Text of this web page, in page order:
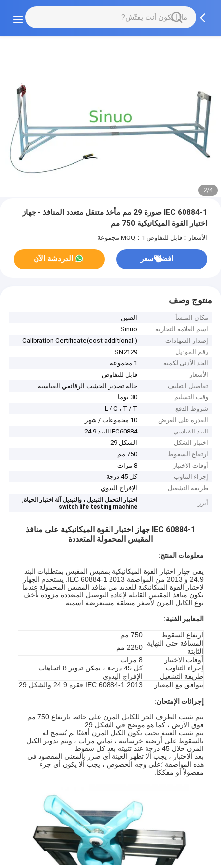
2/4
IEC 60884-1 صورة 29 مم مأخذ متنقل متعدد المنافذ - جهاز
اختبار القوة الميكانيكية 750 مم
الأسعار：قابل للتفاوض MOQ：1 مجموعة
افضل سعر الدردشة الآن
منتوج وصف
مكان المنشأ
الصين
اسم العلامة التجارية
Sinuo
إصدار الشهادات
Calibration Certificate(cost additional )
رقم الموديل
SN2129
الحد الأدنى لكمية
1 مجموعة
الأسعار
قابل للتفاوض
تفاصيل التغليف
حالة تصدير الخشب الرقائقي القياسية
وقت التسليم
30 يوما
شروط الدفع
L / C ، T / T
القدرة على العرض
10 مجموعات / شهر
البند القياسي
IEC60884 البند 24.9
اختبار الشكل
الشكل 29
ارتفاع السقوط
750 مم
أوقات الاختبار
8 مرات
إجراء التناوب
كل 45 درجة
طريقة التشغيل
الإفراج اليدوي
أبرز:
اختبار التحمل التبديل ، والتبديل آلة اختبار الحياة,
switch life testing machine
IEC 60884-1 جهاز اختبار القوة الميكانيكية على منافذ
المقبس المحمولة المتعددة
معلومات المنتج:
يفي جهاز اختبار القوة الميكانيكية بمقبس المقبس بمتطلبات البند
24.9 و 2013 من المواصفة IEC 60884-1 2013. يستخدم الجهاز
لاختبار القوة الميكانيكية للعديد من منافذ المقبس المحمولة عندما
تكون منافذ المقبس القابلة لإعادة التوصيل المتعددة مزودة بأخف
نوع الكابل المرن لأصغر منطقة مستعرضة اسمية.
المعايير الفنية:
ارتفاع السقوط
750 مم
المسافة حتى النهاية
الثابتة
2250 مم
أوقات الاختبار
8 مرات
إجراء التناوب
كل 45 درجة ، يمكن تدوير 8 اتجاهات
طريقة التشغيل
الإفراج اليدوي
يتوافق مع المعيار
IEC 60884-1 2013 فقرة 24.9 والشكل 29
إجرائات الإمتحان:
يتم تثبيت الطرف الحر للكابل المرن على حائط بارتفاع 750 مم
فوق الأرض ، كما هو موضح في الشكل 29.
يتم تثبيت العينة بحيث يكون الكبل المرن أفقيًا ثم يُسمح له
بالسقوط على أرضية خرسانية ، ثماني مرات ، ويتم تدوير الكبل
المرن خلال 45 درجة عند تثبيته بعد كل سقوط.
بعد الاختبار ، يجب ألا تظهر العينة أي ضرر بالمعنى المقصود في
هذه المواصفة ؛على وجه الخصوص ، يجب ألا يكون أي جزء
مفصولاً أو مفككا.